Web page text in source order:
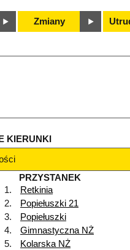
Zmiany
KIERUNKI
PRZYSTANEK
1.
Retkinia
2. Popiełuszki 21
3. Popiełuszki
4. Gimnastyczna NŻ
5. Kolarska NŻ